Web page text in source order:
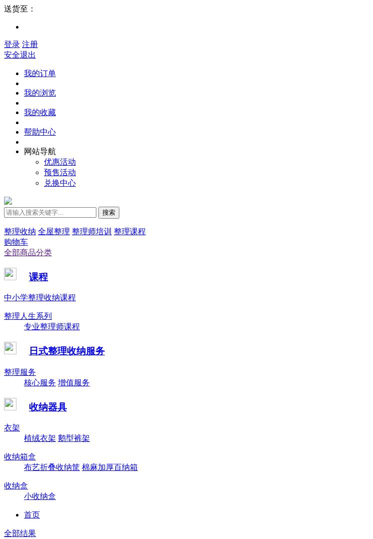
送货至：
登录 注册
安全退出
我的订单
我的浏览
我的收藏
帮助中心
网站导航
优惠活动
预售活动
兑换中心
搜索
整理收纳 全屋整理 整理师培训 整理课程
购物车
全部商品分类
课程
中小学整理收纳课程
整理人生系列
专业整理师课程
日式整理收纳服务
整理服务
核心服务 增值服务
收纳器具
衣架
植绒衣架 鹅型裤架
收纳箱盒
布艺折叠收纳筐 棉麻加厚百纳箱
收纳盒
小收纳盒
首页
全部结果